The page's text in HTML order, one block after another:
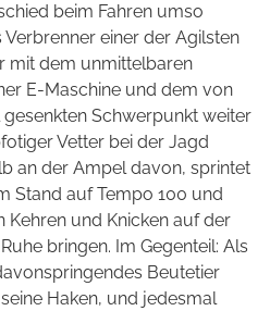
beim Fahren umso
einer der Agilsten
mit dem unmittelbaren
E-Maschine und dem von
Schwerpunkt weiter
Vetter bei der Jagd
an der Ampel davon, sprintet
Stand auf Tempo 100 und
Kehren und Knicken auf der
bringen. Im Gegenteil: Als
Beutetier
Haken, und jedesmal